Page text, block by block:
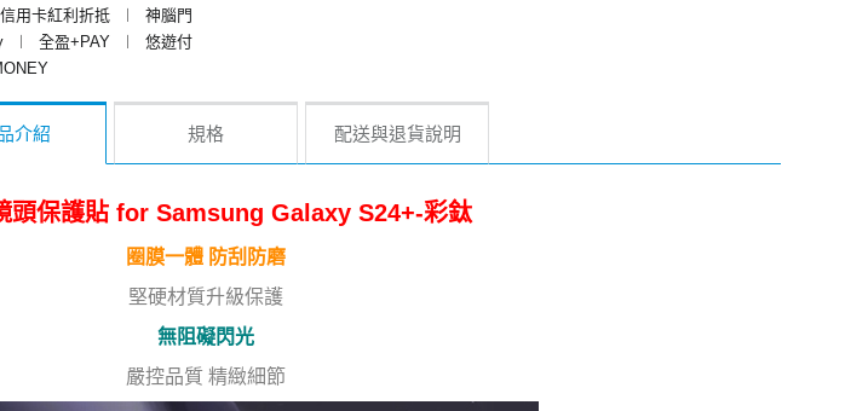
信用卡紅利折抵 ︱
神腦門
︱ 全盈+PAY ︱
悠遊付
介紹 規格 配送與退貨說明
頭保護貼 for Samsung Galaxy S24+-彩鈦
圈膜一體 防刮防磨
堅硬材質升級保護
無阻礙閃光
嚴控品質 精緻細節